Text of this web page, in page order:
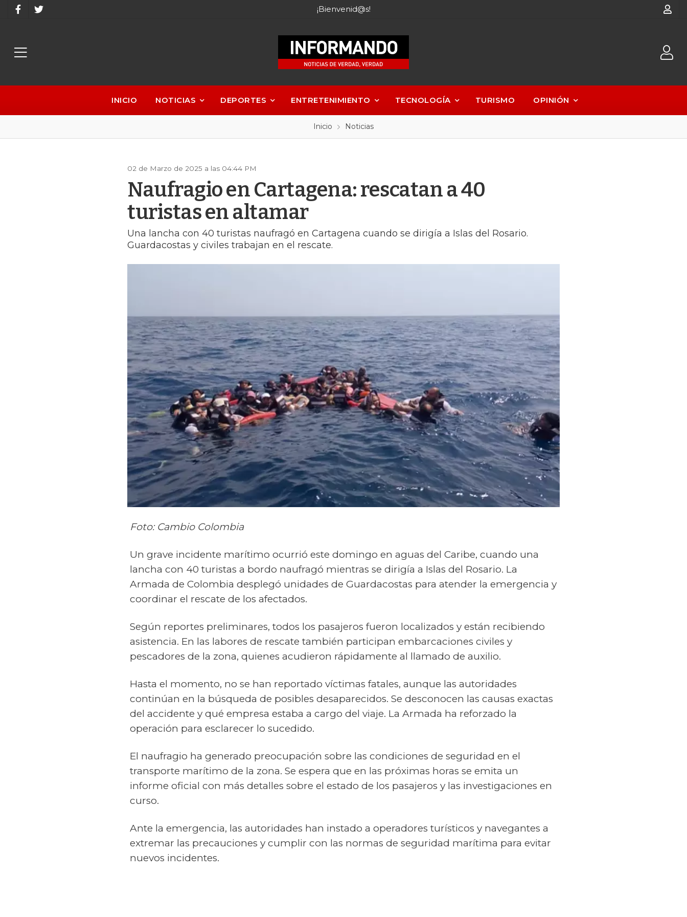
¡Bienvenid@s!
INICIO NOTICIAS DEPORTES ENTRETENIMIENTO TECNOLOGÍA TURISMO OPINIÓN
Inicio Noticias
02 de Marzo de 2025 a las 04:44 PM
Naufragio en Cartagena: rescatan a 40
turistas en altamar
Una lancha con 40 turistas naufragó en Cartagena cuando se dirigía a Islas del Rosario.
Guardacostas y civiles trabajan en el rescate.
Foto: Cambio Colombia
Un grave incidente marítimo ocurrió este domingo en aguas del Caribe, cuando una
lancha con 40 turistas a bordo naufragó mientras se dirigía a Islas del Rosario. La
Armada de Colombia desplegó unidades de Guardacostas para atender la emergencia y
coordinar el rescate de los afectados.
Según reportes preliminares, todos los pasajeros fueron localizados y están recibiendo
asistencia. En las labores de rescate también participan embarcaciones civiles y
pescadores de la zona, quienes acudieron rápidamente al llamado de auxilio.
Hasta el momento, no se han reportado víctimas fatales, aunque las autoridades
continúan en la búsqueda de posibles desaparecidos. Se desconocen las causas exactas
del accidente y qué empresa estaba a cargo del viaje. La Armada ha reforzado la
operación para esclarecer lo sucedido.
El naufragio ha generado preocupación sobre las condiciones de seguridad en el
transporte marítimo de la zona. Se espera que en las próximas horas se emita un
informe oficial con más detalles sobre el estado de los pasajeros y las investigaciones en
curso.
Ante la emergencia, las autoridades han instado a operadores turísticos y navegantes a
extremar las precauciones y cumplir con las normas de seguridad marítima para evitar
nuevos incidentes.